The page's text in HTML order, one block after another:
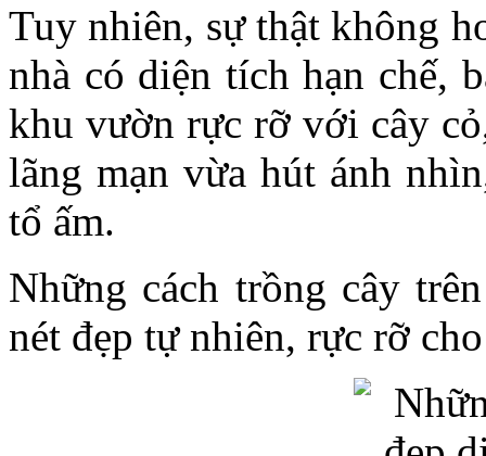
Tuy nhiên, sự thật không
nhà có diện tích hạn chế,
khu vườn rực rỡ với cây
lãng mạn vừa hút ánh
tổ ấm.
Những cách trồng cây
nét đẹp tự nhiên, rực rỡ